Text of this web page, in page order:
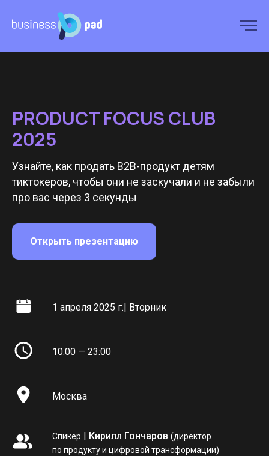
PRODUCT FOCUS CLUB
2025
Узнайте, как продать B2B-продукт детям
тиктокеров, чтобы они не заскучали и не забыли
про вас через 3 секунды
Открыть презентацию
1 апреля 2025 г.| Вторник
10:00 — 23:00
Москва
Спикер Кирилл Гончаров(директор
по продукту и цифровой трансформации)